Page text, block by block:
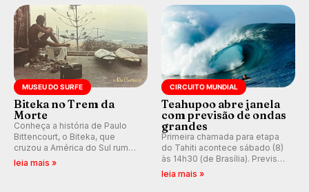
prática em esporte e indústria.
MUSEU DO SURFE
Biteka no Trem da
Morte
Conheça a história de Paulo
Bittencourt, o Biteka, que
cruzou a América do Sul rumo
ao Pacífico em uma jornada
leia mais »
CIRCUITO MUNDIAL
Teahupoo abre janela
com previsão de ondas
grandes
Primeira chamada para etapa
do Tahiti acontece sábado (8)
às 14h30 (de Brasília). Previsão
indica swell consistente.
leia mais »